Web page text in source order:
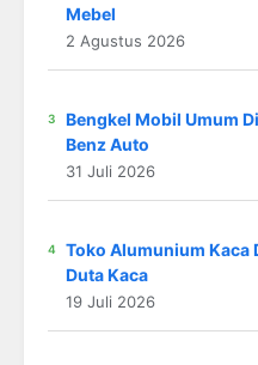
Mebel
2 Agustus 2026
Bengkel Mobil Umum
Benz Auto
31 Juli 2026
Toko Alumunium Kaca
Duta Kaca
19 Juli 2026